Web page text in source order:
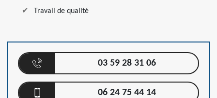
Travail de qualité
03 59 28 31 06
06 24 75 44 14